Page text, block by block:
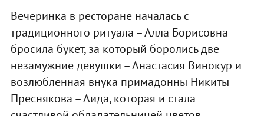
Вечеринка в ресторане началась с
традиционного ритуала – Алла Борисовна
бросила букет, за который боролись две
незамужние девушки – Анастасия Винокур и
возлюбленная внука примадонны Никиты
Преснякова – Аида, которая и стала